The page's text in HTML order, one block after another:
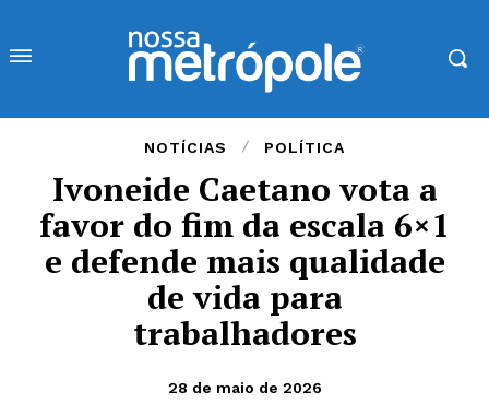
NOTÍCIAS POLÍTICA
Ivoneide Caetano vota a
favor do fim da escala 6×1
e defende mais qualidade
de vida para
trabalhadores
28 de maio de 2026